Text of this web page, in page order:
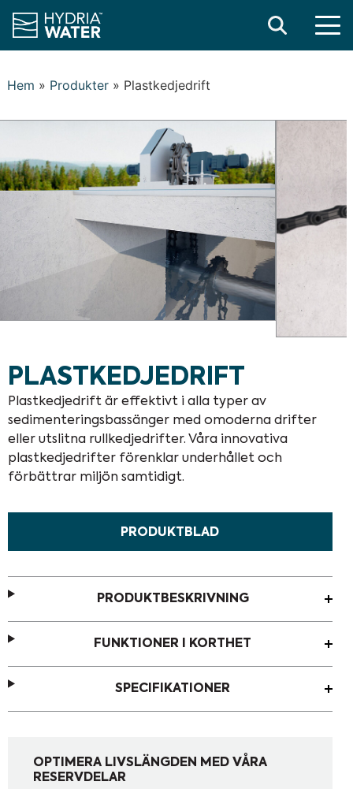
Search
Hem » Produkter» Plastkedjedrift
PLASTKEDJEDRIFT
Plastkedjedrift är effektivt i alla typer av
sedimenteringsbassänger med omoderna drifter
eller utslitna rullkedjedrifter. Våra innovativa
plastkedjedrifter förenklar underhållet och
förbättrar miljön samtidigt.
PRODUKTBLAD
PRODUKTBESKRIVNING
FUNKTIONER I KORTHET
SPECIFIKATIONER
OPTIMERA LIVSLÄNGDEN MED VÅRA
RESERVDELAR